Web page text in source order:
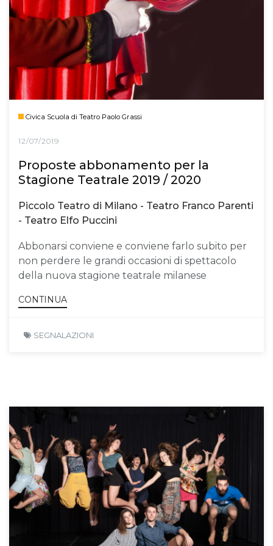
Civica Scuola di Teatro Paolo Grassi
12/07/2019
Proposte abbonamento per la
Stagione Teatrale 2019 / 2020
Piccolo Teatro di Milano - Teatro Franco Parenti
- Teatro Elfo Puccini
Abbonarsi conviene e conviene farlo subito per
non perdere le grandi occasioni di spettacolo
della nuova stagione teatrale milanese
CONTINUA
SEGNALAZIONI